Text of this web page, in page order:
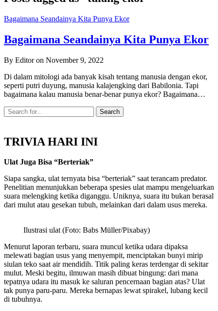
Bagaimana Seandainya Kita Punya Ekor
Bagaimana Seandainya Kita Punya Ekor
By Editor on November 9, 2022
Di dalam mitologi ada banyak kisah tentang manusia dengan ekor,
seperti putri duyung, manusia kalajengking dari Babilonia. Tapi
bagaimana kalau manusia benar-benar punya ekor? Bagaimana…
TRIVIA HARI INI
Ulat Juga Bisa “Berteriak”
Siapa sangka, ulat ternyata bisa “berteriak” saat terancam predator.
Penelitian menunjukkan beberapa spesies ulat mampu mengeluarkan
suara melengking ketika diganggu. Uniknya, suara itu bukan berasal
dari mulut atau gesekan tubuh, melainkan dari dalam usus mereka.
Ilustrasi ulat (Foto: Babs Müller/Pixabay)
Menurut laporan terbaru, suara muncul ketika udara dipaksa
melewati bagian usus yang menyempit, menciptakan bunyi mirip
siulan teko saat air mendidih. Titik paling keras terdengar di sekitar
mulut. Meski begitu, ilmuwan masih dibuat bingung: dari mana
tepatnya udara itu masuk ke saluran pencernaan bagian atas? Ulat
tak punya paru-paru. Mereka bernapas lewat spirakel, lubang kecil
di tubuhnya.